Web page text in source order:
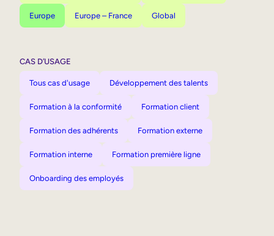
Europe Europe – France Global
CAS D’USAGE
Tous cas d'usage Développement des talents
Formation à la conformité Formation client
Formation des adhérents Formation externe
Formation interne Formation première ligne
Onboarding des employés